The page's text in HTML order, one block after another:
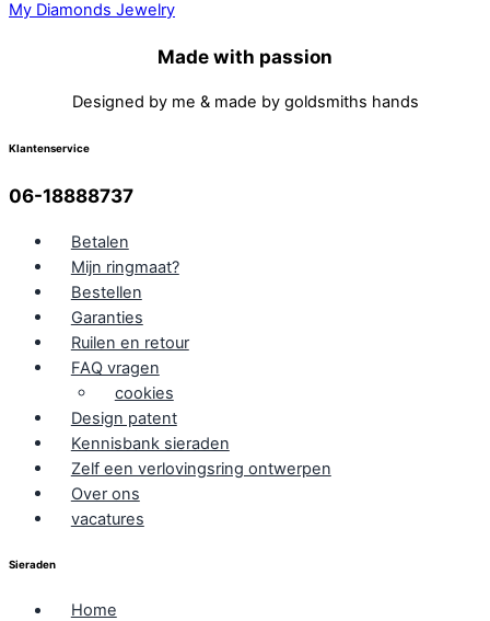
Made with passion
Designed by me & made by goldsmiths hands
Klantenservice
06-18888737
Betalen
Mijn ringmaat?
Bestellen
Garanties
Ruilen en retour
FAQ vragen
cookies
Design patent
Kennisbank sieraden
Zelf een verlovingsring ontwerpen
Over ons
vacatures
Sieraden
Home